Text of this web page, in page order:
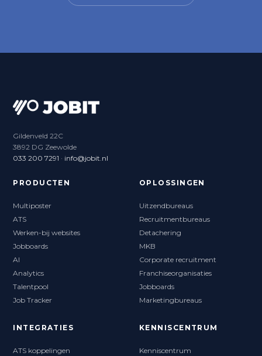
Gildenveld 22C
3892 DG Zeewolde
033 200 7291 · info@jobit.nl
PRODUCTEN
Multiposter
ATS
Werken-bij websites
Jobboards
AI
Analytics
Talentpool
Job Tracker
OPLOSSINGEN
Uitzendbureaus
Recruitmentbureaus
Detachering
MKB
Corporate recruitment
Franchiseorganisaties
Jobboards
Marketingbureaus
INTEGRATIES
ATS koppelingen
KENNISCENTRUM
Kenniscentrum